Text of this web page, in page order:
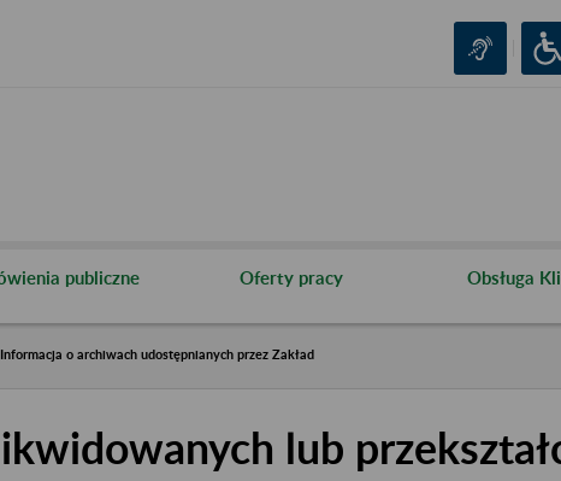
publiczne Oferty pracy Obsługa
Informacja o archiwach udostępnianych przez Zakład
lub